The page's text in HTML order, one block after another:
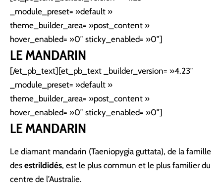
_module_preset= »default »
theme_builder_area= »post_content »
hover_enabled= »0″ sticky_enabled= »0″]
LE MANDARIN
[/et_pb_text][et_pb_text _builder_version= »4.23″
_module_preset= »default »
theme_builder_area= »post_content »
hover_enabled= »0″ sticky_enabled= »0″]
LE MANDARIN
Le diamant mandarin (Taeniopygia guttata), de la famille
des estrildidés, est le plus commun et le plus familier du
centre de l’Australie.